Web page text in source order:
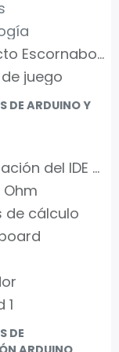
Escornabot
juego
DE ARDUINO Y
del IDE Arduino
Ohm
de cálculo
1
DE